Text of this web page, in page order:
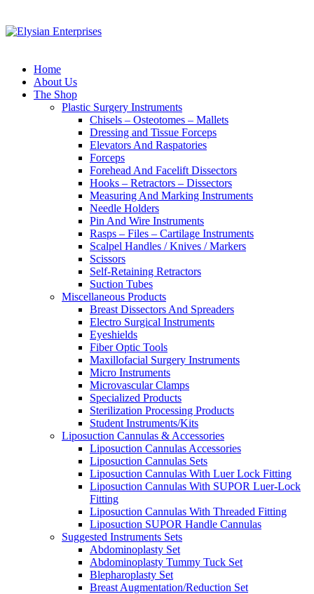
Home
About Us
The Shop
Plastic Surgery Instruments
Chisels – Osteotomes – Mallets
Dressing and Tissue Forceps
Elevators And Raspatories
Forceps
Forehead And Facelift Dissectors
Hooks – Retractors – Dissectors
Measuring And Marking Instruments
Needle Holders
Pin And Wire Instruments
Rasps – Files – Cartilage Instruments
Scalpel Handles / Knives / Markers
Scissors
Self-Retaining Retractors
Suction Tubes
Miscellaneous Products
Breast Dissectors And Spreaders
Electro Surgical Instruments
Eyeshields
Fiber Optic Tools
Maxillofacial Surgery Instruments
Micro Instruments
Microvascular Clamps
Specialized Products
Sterilization Processing Products
Student Instruments/Kits
Liposuction Cannulas & Accessories
Liposuction Cannulas Accessories
Liposuction Cannulas Sets
Liposuction Cannulas With Luer Lock Fitting
Liposuction Cannulas With SUPOR Luer-Lock
Fitting
Liposuction Cannulas With Threaded Fitting
Liposuction SUPOR Handle Cannulas
Suggested Instruments Sets
Abdominoplasty Set
Abdominoplasty Tummy Tuck Set
Blepharoplasty Set
Breast Augmentation/Reduction Set